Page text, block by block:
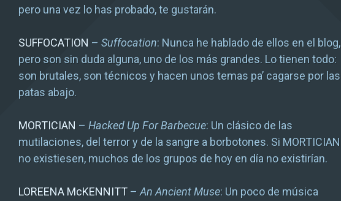
pero una vez lo has probado, te gustarán.
SUFFOCATION – Suffocation: Nunca he hablado de ellos en el blog,
pero son sin duda alguna, uno de los más grandes. Lo tienen todo:
son brutales, son técnicos y hacen unos temas pa’ cagarse por las
patas abajo.
MORTICIAN – Hacked Up For Barbecue: Un clásico de las
mutilaciones, del terror y de la sangre a borbotones. Si MORTICIAN
no existiesen, muchos de los grupos de hoy en día no existirían.
LOREENA McKENNITT– An Ancient Muse: Un poco de música